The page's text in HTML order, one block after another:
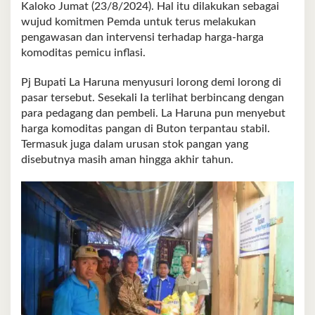
Kaloko Jumat (23/8/2024). Hal itu dilakukan sebagai
wujud komitmen Pemda untuk terus melakukan
pengawasan dan intervensi terhadap harga-harga
komoditas pemicu inflasi.
Pj Bupati La Haruna menyusuri lorong demi lorong di
pasar tersebut. Sesekali Ia terlihat berbincang dengan
para pedagang dan pembeli. La Haruna pun menyebut
harga komoditas pangan di Buton terpantau stabil.
Termasuk juga dalam urusan stok pangan yang
disebutnya masih aman hingga akhir tahun.